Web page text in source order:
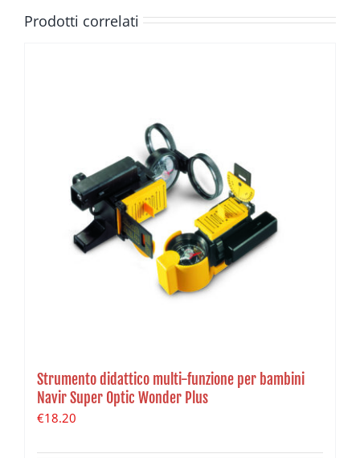
Prodotti correlati
Strumento didattico multi-funzione per bambini
Navir Super Optic Wonder Plus
€18.20